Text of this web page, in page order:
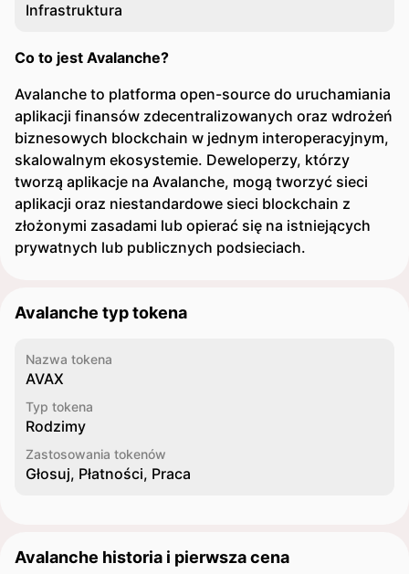
Infrastruktura
Co to jest Avalanche?
Avalanche to platforma open-source do uruchamiania
aplikacji finansów zdecentralizowanych oraz wdrożeń
biznesowych blockchain w jednym interoperacyjnym,
skalowalnym ekosystemie. Deweloperzy, którzy
tworzą aplikacje na Avalanche, mogą tworzyć sieci
aplikacji oraz niestandardowe sieci blockchain z
złożonymi zasadami lub opierać się na istniejących
prywatnych lub publicznych podsieciach.
Avalanche typ tokena
Nazwa tokena
AVAX
Typ tokena
Rodzimy
Zastosowania tokenów
Głosuj, Płatności, Praca
Avalanche historia i pierwsza cena